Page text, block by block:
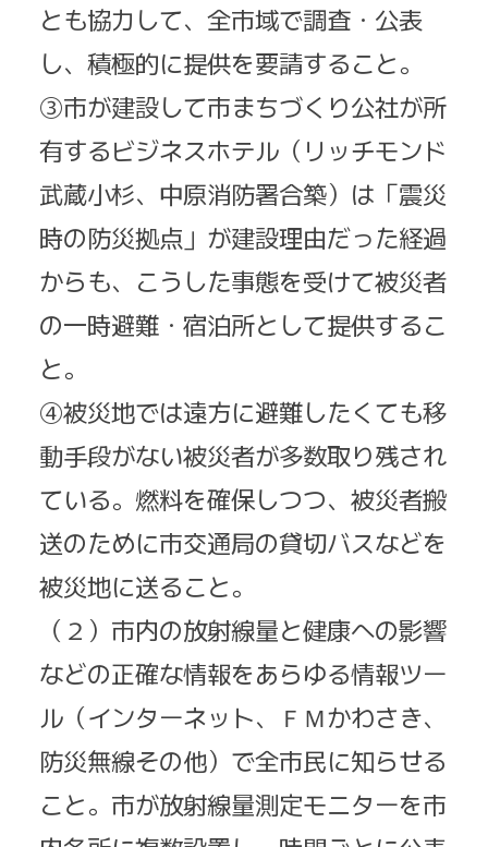
とも協力して、全市域で調査・公表
し、積極的に提供を要請すること。
③市が建設して市まちづくり公社が所
有するビジネスホテル（リッチモンド
武蔵小杉、中原消防署合築）は「震災
時の防災拠点」が建設理由だった経過
からも、こうした事態を受けて被災者
の一時避難・宿泊所として提供するこ
と。
④被災地では遠方に避難したくても移
動手段がない被災者が多数取り残され
ている。燃料を確保しつつ、被災者搬
送のために市交通局の貸切バスなどを
被災地に送ること。
（２）市内の放射線量と健康への影響
などの正確な情報をあらゆる情報ツー
ル（インターネット、ＦＭかわさき、
防災無線その他）で全市民に知らせる
こと。市が放射線量測定モニターを市